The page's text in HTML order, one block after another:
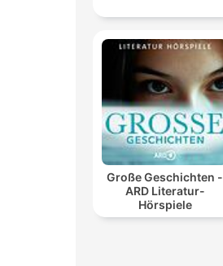
Große Geschichten -
ARD Literatur-
Hörspiele